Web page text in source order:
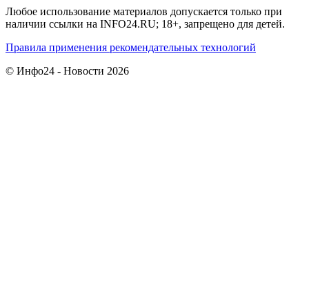
Любое использование материалов допускается только при
наличии ссылки на INFO24.RU; 18+, запрещено для детей.
Правила применения рекомендательных технологий
© Инфо24 - Новости 2026